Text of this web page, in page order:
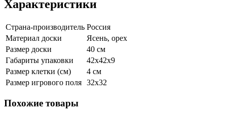
Характеристики
Страна-производитель Россия
Материал доски
Ясень, орех
Размер доски
40 см
Габариты упаковки
42х42х9
Размер клетки (см)
4 см
Размер игрового поля 32х32
Похожие товары